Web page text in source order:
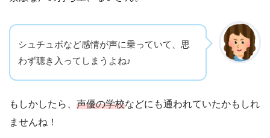
シュチュボなど感情が声に乗っていて、思
わず聴き入ってしまうよね♪
もしかしたら、 声優の学校などにも通われていたかもしれ
ませんね！